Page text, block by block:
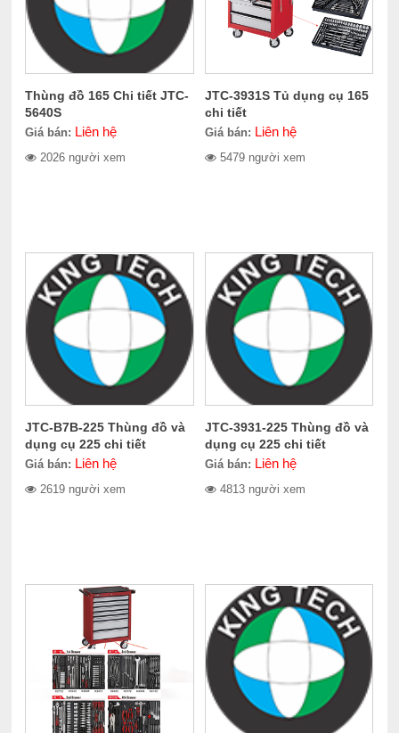
Thùng đồ 165 Chi tiết JTC-
5640S
Giá bán: Liên hệ
2026 người xem
JTC-3931S Tủ dụng cụ 165
chi tiết
Giá bán: Liên hệ
5479 người xem
JTC-B7B-225 Thùng đồ và
dụng cụ 225 chi tiết
Giá bán: Liên hệ
2619 người xem
JTC-3931-225 Thùng đồ và
dụng cụ 225 chi tiết
Giá bán: Liên hệ
4813 người xem